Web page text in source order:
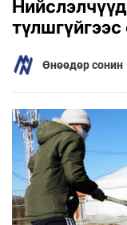
Өнөөдөр сонин